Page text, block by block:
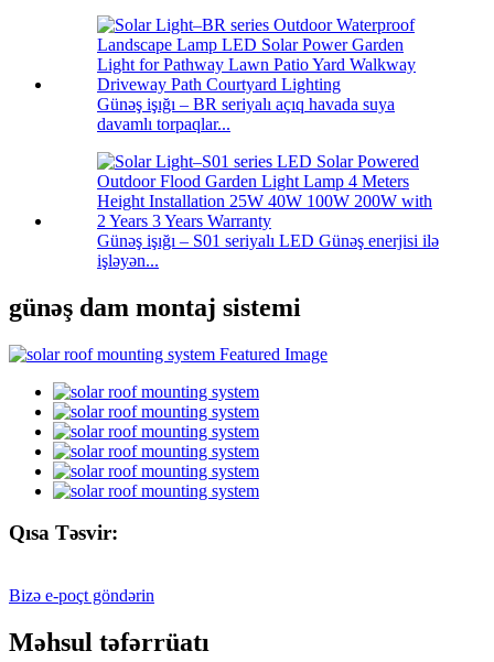
Günəş işığı – BR seriyalı açıq havada suya
davamlı torpaqlar...
Günəş işığı – S01 seriyalı LED Günəş enerjisi ilə
işləyən...
günəş dam montaj sistemi
Qısa Təsvir:
Bizə e-poçt göndərin
Məhsul təfərrüatı